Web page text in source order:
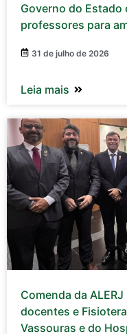
Governo do Estado
professores para
31 de julho de 2026
Leia mais
Comenda da
docentes e
Vassouras e do